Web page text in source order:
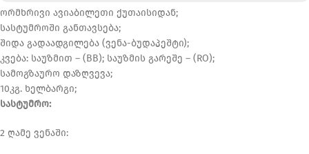
ორმხრივი ავიაბილეთი ქუთაისიდან;
სასტუმროში განთავსება;
შიდა გადაადგილება (ვენა-ბუდაპეშტი);
კვება: საუზმით – (BB); საუზმის გარეშე – (RO);
სამოგზაურო დაზღვევა;
10კგ. ხელბარგი;
სასტუმრო:
2 ღამე ვენაში: